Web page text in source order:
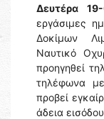
Δευτέρα
εργάσιμες
Δοκίμων
Ναυτικό
προηγηθεί
τηλέφωνα
προβεί
άδεια